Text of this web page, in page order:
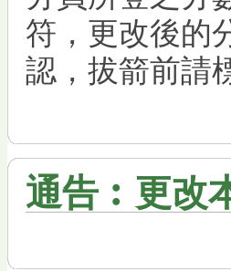
符，更改後的
認，拔箭前請
通告︰更改